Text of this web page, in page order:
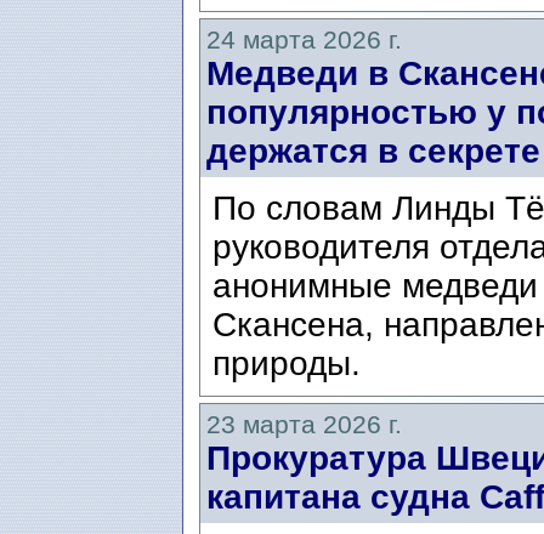
24 марта 2026 г.
Медведи в
популярностью у
держатся в
По словам Линды
руководителя
анонимные
Скансена,
природы.
23 марта 2026 г.
Прокуратура
капитана судна